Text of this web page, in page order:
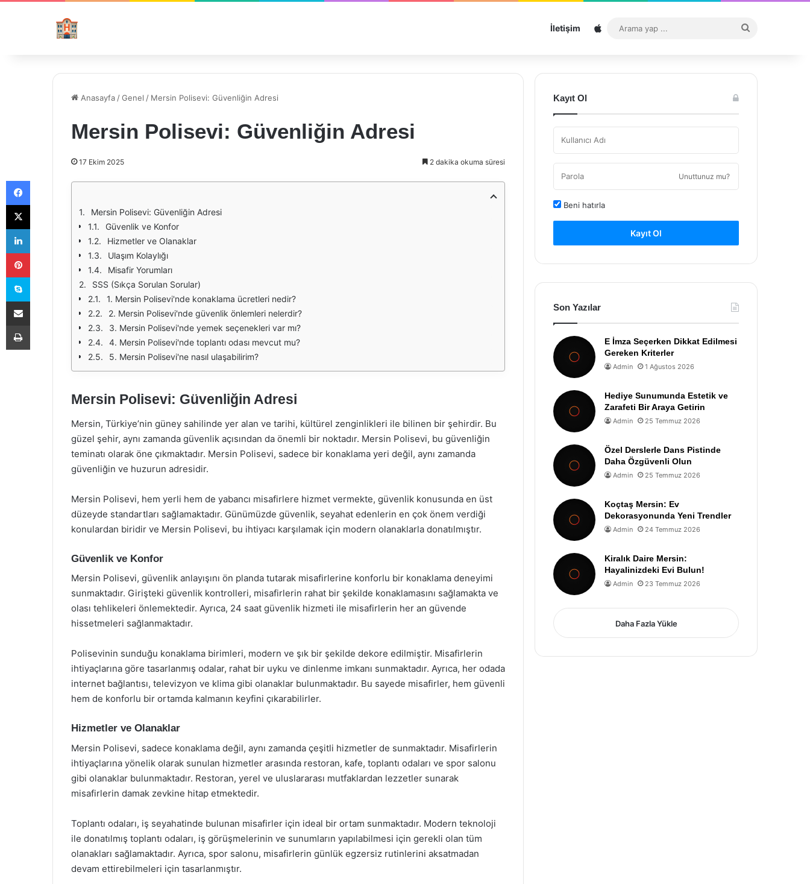
İletişim Sitemap
...
Anasayfa /Genel / Mersin Polisevi: Güvenliğin Adresi
Mersin Polisevi: Güvenliğin Adresi
17 Ekim 2025 2 dakika okuma süresi
Mersin Polisevi: Güvenliğin Adresi
Güvenlik ve Konfor
Hizmetler ve Olanaklar
Ulaşım Kolaylığı
Misafir Yorumları
SSS (Sıkça Sorulan Sorular)
1. Mersin Polisevi'nde konaklama ücretleri nedir?
2. Mersin Polisevi'nde güvenlik önlemleri nelerdir?
3. Mersin Polisevi'nde yemek seçenekleri var mı?
4. Mersin Polisevi'nde toplantı odası mevcut mu?
5. Mersin Polisevi'ne nasıl ulaşabilirim?
Mersin Polisevi: Güvenliğin Adresi
Mersin, Türkiye’nin güney sahilinde yer alan ve tarihi, kültürel zenginlikleri ile bilinen bir şehirdir. Bu
güzel şehir, aynı zamanda güvenlik açısından da önemli bir noktadır. Mersin Polisevi, bu güvenliğin
teminatı olarak öne çıkmaktadır. Mersin Polisevi, sadece bir konaklama yeri değil, aynı zamanda
güvenliğin ve huzurun adresidir.
Mersin Polisevi, hem yerli hem de yabancı misafirlere hizmet vermekte, güvenlik konusunda en üst
düzeyde standartları sağlamaktadır. Günümüzde güvenlik, seyahat edenlerin en çok önem verdiği
konulardan biridir ve Mersin Polisevi, bu ihtiyacı karşılamak için modern olanaklarla donatılmıştır.
Güvenlik ve Konfor
Mersin Polisevi, güvenlik anlayışını ön planda tutarak misafirlerine konforlu bir konaklama deneyimi
sunmaktadır. Girişteki güvenlik kontrolleri, misafirlerin rahat bir şekilde konaklamasını sağlamakta ve
olası tehlikeleri önlemektedir. Ayrıca, 24 saat güvenlik hizmeti ile misafirlerin her an güvende
hissetmeleri sağlanmaktadır.
Polisevinin sunduğu konaklama birimleri, modern ve şık bir şekilde dekore edilmiştir. Misafirlerin
ihtiyaçlarına göre tasarlanmış odalar, rahat bir uyku ve dinlenme imkanı sunmaktadır. Ayrıca, her odada
internet bağlantısı, televizyon ve klima gibi olanaklar bulunmaktadır. Bu sayede misafirler, hem güvenli
hem de konforlu bir ortamda kalmanın keyfini çıkarabilirler.
Hizmetler ve Olanaklar
Mersin Polisevi, sadece konaklama değil, aynı zamanda çeşitli hizmetler de sunmaktadır. Misafirlerin
ihtiyaçlarına yönelik olarak sunulan hizmetler arasında restoran, kafe, toplantı odaları ve spor salonu
gibi olanaklar bulunmaktadır. Restoran, yerel ve uluslararası mutfaklardan lezzetler sunarak
misafirlerin damak zevkine hitap etmektedir.
Toplantı odaları, iş seyahatinde bulunan misafirler için ideal bir ortam sunmaktadır. Modern teknoloji
ile donatılmış toplantı odaları, iş görüşmelerinin ve sunumların yapılabilmesi için gerekli olan tüm
olanakları sağlamaktadır. Ayrıca, spor salonu, misafirlerin günlük egzersiz rutinlerini aksatmadan
devam ettirebilmeleri için tasarlanmıştır.
Kayıt Ol
Unuttunuz mu?
Beni hatırla
Kayıt Ol
Son Yazılar
E İmza Seçerken Dikkat Edilmesi
Gereken Kriterler
Admin 1 Ağustos 2026
Hediye Sunumunda Estetik ve
Zarafeti Bir Araya Getirin
Admin 25 Temmuz 2026
Özel Derslerle Dans Pistinde
Daha Özgüvenli Olun
Admin 25 Temmuz 2026
Koçtaş Mersin: Ev
Dekorasyonunda Yeni Trendler
Admin 24 Temmuz 2026
Kiralık Daire Mersin:
Hayalinizdeki Evi Bulun!
Admin 23 Temmuz 2026
Daha Fazla Yükle
Facebook
X
LinkedIn
Pinterest
Skype
E-Posta ile paylaş